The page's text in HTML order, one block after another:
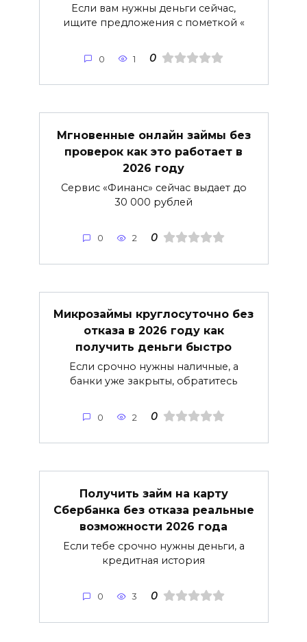
Если вам нужны деньги сейчас,
ищите предложения с пометкой «
0 1 0
Мгновенные онлайн займы без
проверок как это работает в
2026 году
Сервис «Финанс» сейчас выдает до
30 000 рублей
0 2 0
Микрозаймы круглосуточно без
отказа в 2026 году как
получить деньги быстро
Если срочно нужны наличные, а
банки уже закрыты, обратитесь
0 2 0
Получить займ на карту
Сбербанка без отказа реальные
возможности 2026 года
Если тебе срочно нужны деньги, а
кредитная история
0 3 0